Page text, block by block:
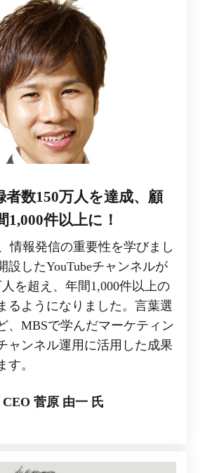
者数150万人を達成、顧
1,000件以上に！
情報発信の重要性を学びまし
設したYouTubeチャンネルが
を超え、年間1,000件以上の
るようになりました。言葉選
、MBSで学んだマーケティン
ャンネル運用に活用した成果
す。
CEO菅原 由一 氏